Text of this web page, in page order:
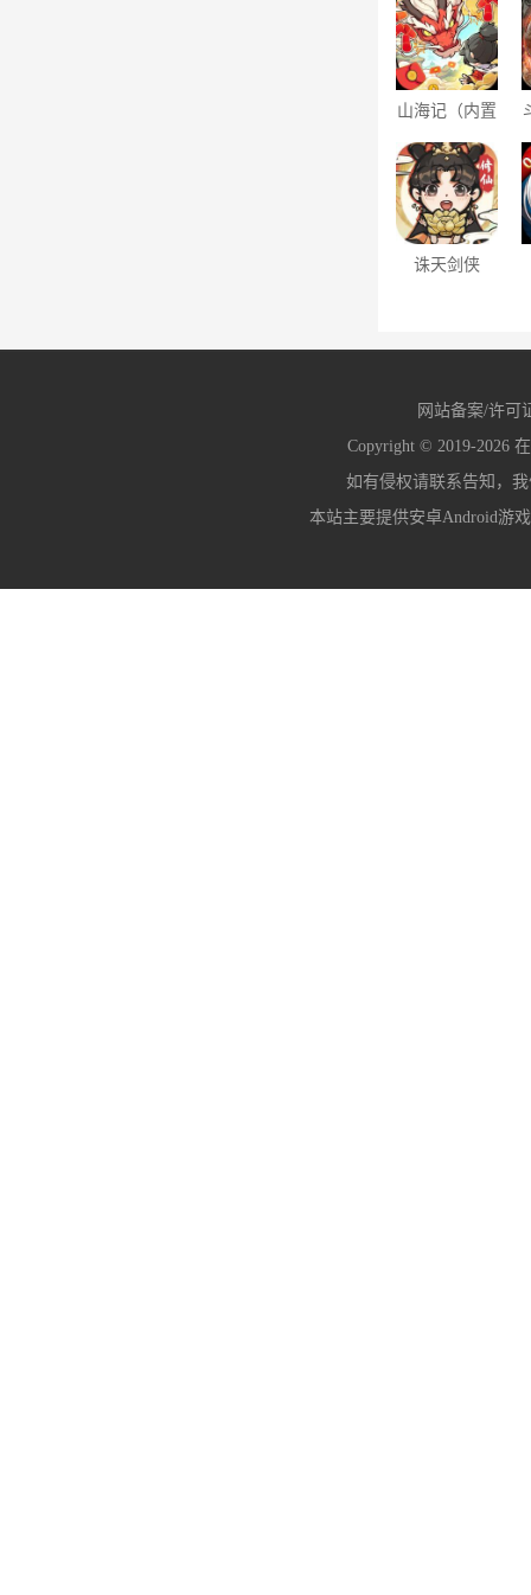
山海记（内置
诛天剑侠
网站备案/许可
Copyright © 2019-2026
如有侵权请联系告知，
本站主要提供安卓Android游